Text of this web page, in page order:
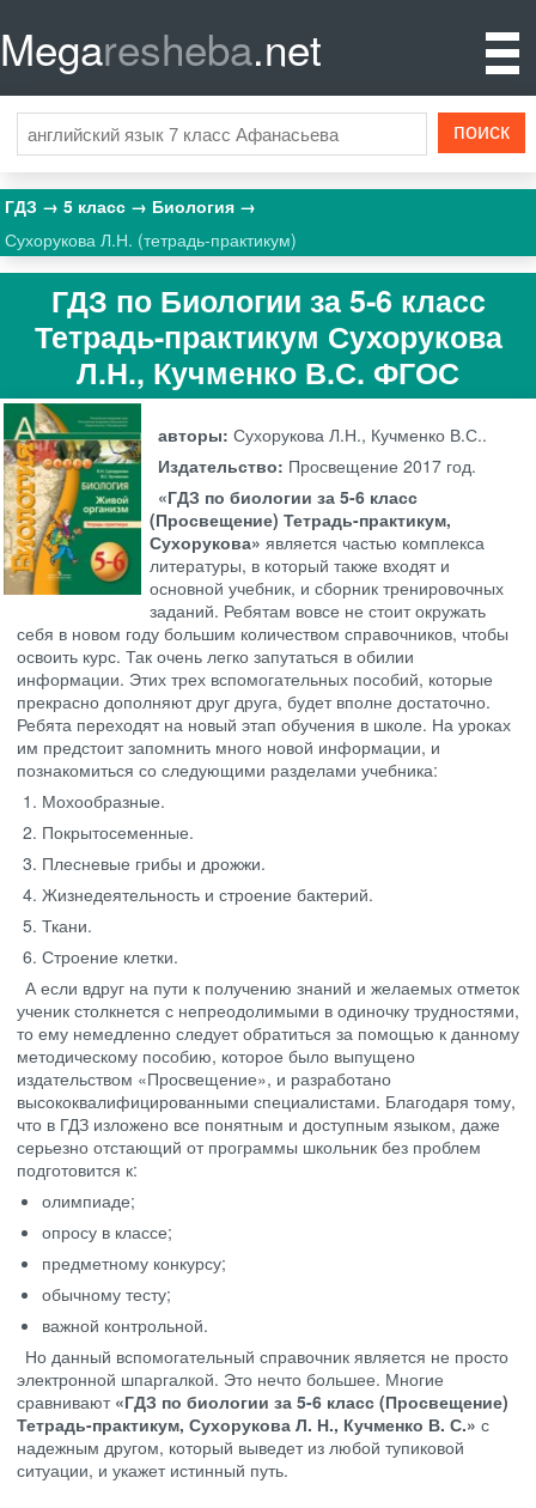
Megaresheba.net
ГДЗ 5 класс
Биология
Сухорукова Л.Н. (тетрадь-практикум)
ГДЗ по Биологии за 5‐6 класс
Тетрадь-практикум Сухорукова
Л.Н., Кучменко В.С. ФГОС
авторы:Сухорукова Л.Н., Кучменко В.С..
Издательство: Просвещение 2017 год.
«ГДЗ по биологии за 5-6 класс
(Просвещение) Тетрадь-практикум,
Сухорукова» является частью комплекса
литературы, в который также входят и
основной учебник, и сборник тренировочных
заданий. Ребятам вовсе не стоит окружать
себя в новом году большим количеством справочников, чтобы
освоить курс. Так очень легко запутаться в обилии
информации. Этих трех вспомогательных пособий, которые
прекрасно дополняют друг друга, будет вполне достаточно.
Ребята переходят на новый этап обучения в школе. На уроках
им предстоит запомнить много новой информации, и
познакомиться со следующими разделами учебника:
Мохообразные.
Покрытосеменные.
Плесневые грибы и дрожжи.
Жизнедеятельность и строение бактерий.
Ткани.
Строение клетки.
А если вдруг на пути к получению знаний и желаемых отметок
ученик столкнется с непреодолимыми в одиночку трудностями,
то ему немедленно следует обратиться за помощью к данному
методическому пособию, которое было выпущено
издательством «Просвещение», и разработано
высококвалифицированными специалистами. Благодаря тому,
что в ГДЗ изложено все понятным и доступным языком, даже
серьезно отстающий от программы школьник без проблем
подготовится к:
олимпиаде;
опросу в классе;
предметному конкурсу;
обычному тесту;
важной контрольной.
Но данный вспомогательный справочник является не просто
электронной шпаргалкой. Это нечто большее. Многие
сравнивают «ГДЗ по биологии за 5-6 класс (Просвещение)
Тетрадь-практикум, Сухорукова Л. Н., Кучменко В. С.» с
надежным другом, который выведет из любой тупиковой
ситуации, и укажет истинный путь.